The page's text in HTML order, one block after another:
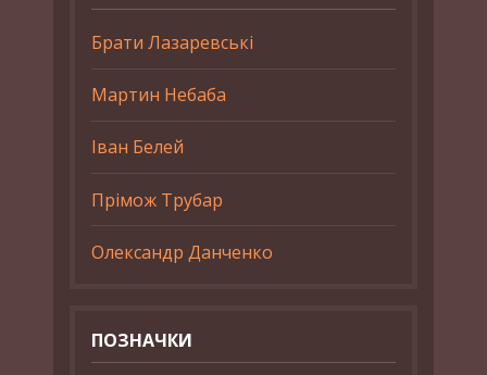
Брати Лазаревські
Мартин Небаба
Іван Белей
Прімож Трубар
Олександр Данченко
ПОЗНАЧКИ